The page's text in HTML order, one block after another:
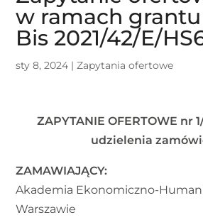
w ramach grantu
Bis 2021/42/E/
sty 8, 2024 |Zapytania ofertowe
ZAPYTANIE OFERTOWE nr
udzielenia
ZAMAWIAJĄCY:
Akademia Ekonomiczno-
Warszawie